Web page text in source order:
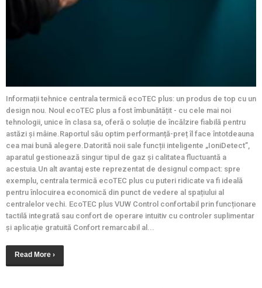
Informații tehnice centrala termică ecoTEC plus: un produs de top cu un
design nou. Noul ecoTEC plus a fost îmbunătățit - cu cele mai noi
tehnologii, unice în clasa sa, oferă o soluție de încălzire fiabilă pentru
astăzi și mâine.Raportul său optim performanță-preț îl face întotdeauna
cea mai bună alegere.Datorită noii sale funcții inteligente „IoniDetect”,
aparatul gestionează singur tipul de gaz și calitatea fluctuantă a
acestuia.Un alt avantaj este reprezentat de designul compact: spre
exemplu, centrala termică ecoTEC plus cu puteri ridicate va fi ideală
pentru înlocuirea economică din punct de vedere al spațiului al
centralelor vechi. EcoTEC plus VUW Control confortabil prin funcționare
tactilă integrată sau confort de operare intuitiv cu controler suplimentar
și aplicație gratuită Confort remarcabil al...
Read More ›